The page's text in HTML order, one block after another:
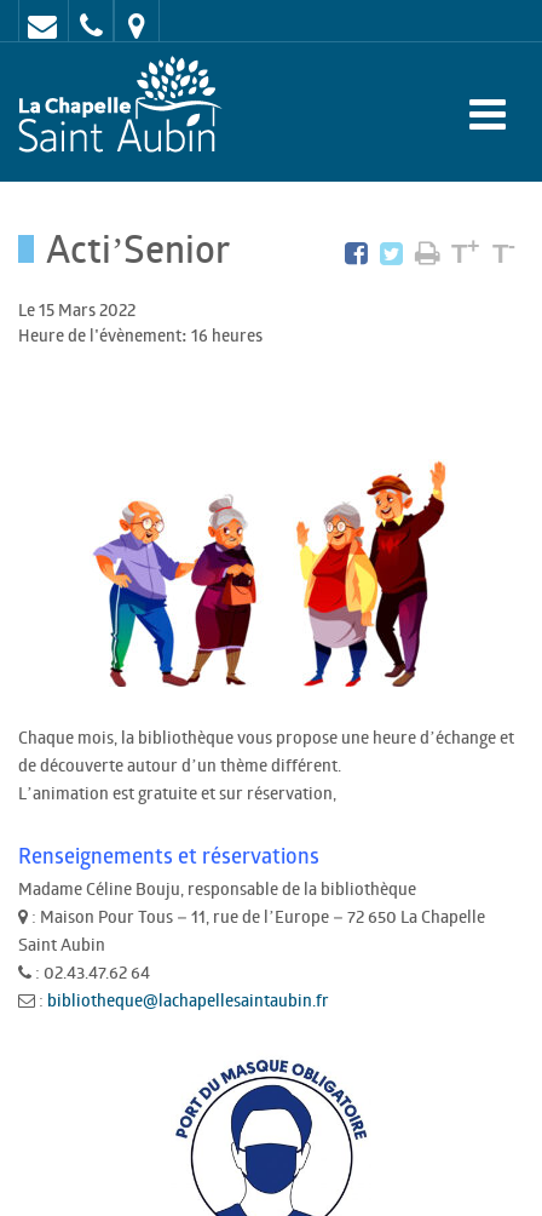
Contact
02
47
62
:
rue
de
-
Acti’Senior T+ T-
Le 15 Mars 2022
Heure de l'évènement: 16 heures
Chaque mois, la bibliothèque vous propose une heure d’échange et
de découverte autour d’un thème différent.
L’animation est gratuite et sur réservation,
Renseignements et réservations
Madame Céline Bouju, responsable de la bibliothèque
: Maison Pour Tous – 11, rue de l’Europe – 72 650 La Chapelle
Saint Aubin
: 02.43.47.62 64
: bibliotheque@lachapellesaintaubin.fr